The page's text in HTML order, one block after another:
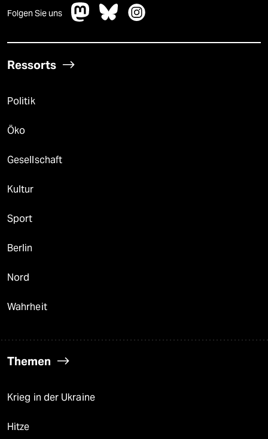
Folgen Sie uns
Ressorts
Politik
Öko
Gesellschaft
Kultur
Sport
Berlin
Nord
Wahrheit
Themen
Krieg in der Ukraine
Hitze